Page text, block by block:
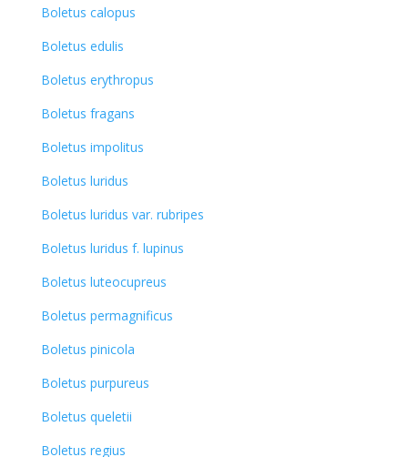
Boletus calopus
Boletus edulis
Boletus erythropus
Boletus fragans
Boletus impolitus
Boletus luridus
Boletus luridus var. rubripes
Boletus luridus f. lupinus
Boletus luteocupreus
Boletus permagnificus
Boletus pinicola
Boletus purpureus
Boletus queletii
Boletus regius